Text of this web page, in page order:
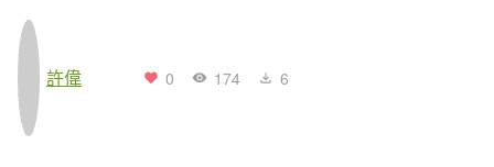
許偉 0 174 6